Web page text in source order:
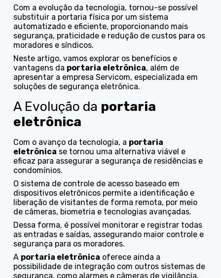
Com a evolução da tecnologia, tornou-se possível
substituir a portaria física por um sistema
automatizado e eficiente, proporcionando mais
segurança, praticidade e redução de custos para os
moradores e síndicos.
Neste artigo, vamos explorar os benefícios e
vantagens da portaria eletrônica, além de
apresentar a empresa Servicom, especializada em
soluções de segurança eletrônica.
A Evolução da portaria
eletrônica
Com o avanço da tecnologia, a portaria
eletrônica se tornou uma alternativa viável e
eficaz para assegurar a segurança de residências e
condomínios.
O sistema de controle de acesso baseado em
dispositivos eletrônicos permite a identificação e
liberação de visitantes de forma remota, por meio
de câmeras, biometria e tecnologias avançadas.
Dessa forma, é possível monitorar e registrar todas
as entradas e saídas, assegurando maior controle e
segurança para os moradores.
A portaria eletrônica oferece ainda a
possibilidade de integração com outros sistemas de
segurança, como alarmes e câmeras de vigilância,